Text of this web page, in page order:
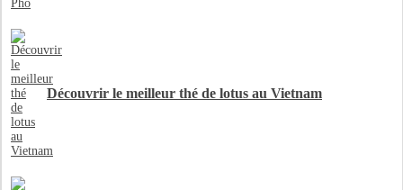
Découvrir le meilleur thé de lotus au Vietnam